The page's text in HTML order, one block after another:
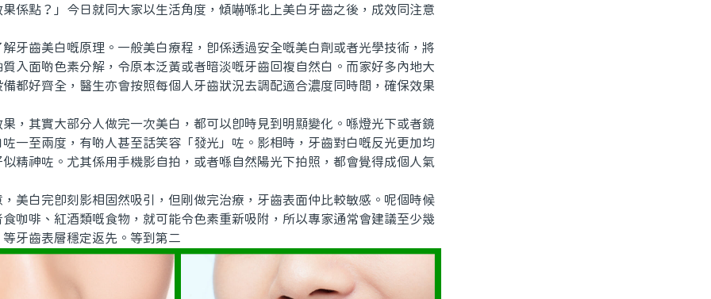
係點？」今日就同大家以生活角度，傾嚇喺北上美白牙齒之後，成效同注意
齒美白嘅原理。一般美白療程，即係透過安全嘅美白劑或者光學技術，將
入面啲色素分解，令原本泛黃或者暗淡嘅牙齒回複自然白。而家好多內地大
都好齊全，醫生亦會按照每個人牙齒狀況去調配適合濃度同時間，確保效果
其實大部分人做完一次美白，都可以即時見到明顯變化。喺燈光下或者鏡
一至兩度，有啲人甚至話笑容「發光」咗。影相時，牙齒對白嘅反光更加均
精神咗。尤其係用手機影自拍，或者喺自然陽光下拍照，都會覺得成個人氣
白完即刻影相固然吸引，但剛做完治療，牙齒表面仲比較敏感。呢個時候
咖啡、紅酒類嘅食物，就可能令色素重新吸附，所以專家通常會建議至少幾
牙齒表層穩定返先。等到第二